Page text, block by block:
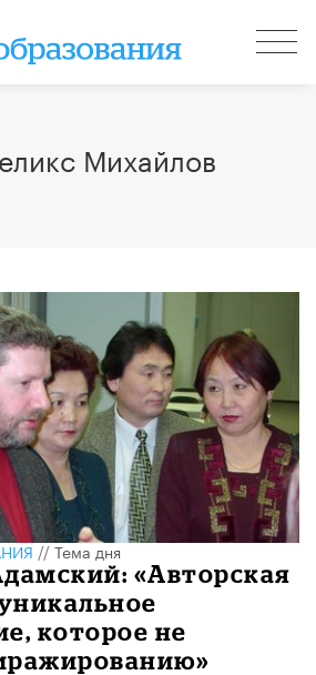
Михайлов
//Тема дня
«Авторская
которое не